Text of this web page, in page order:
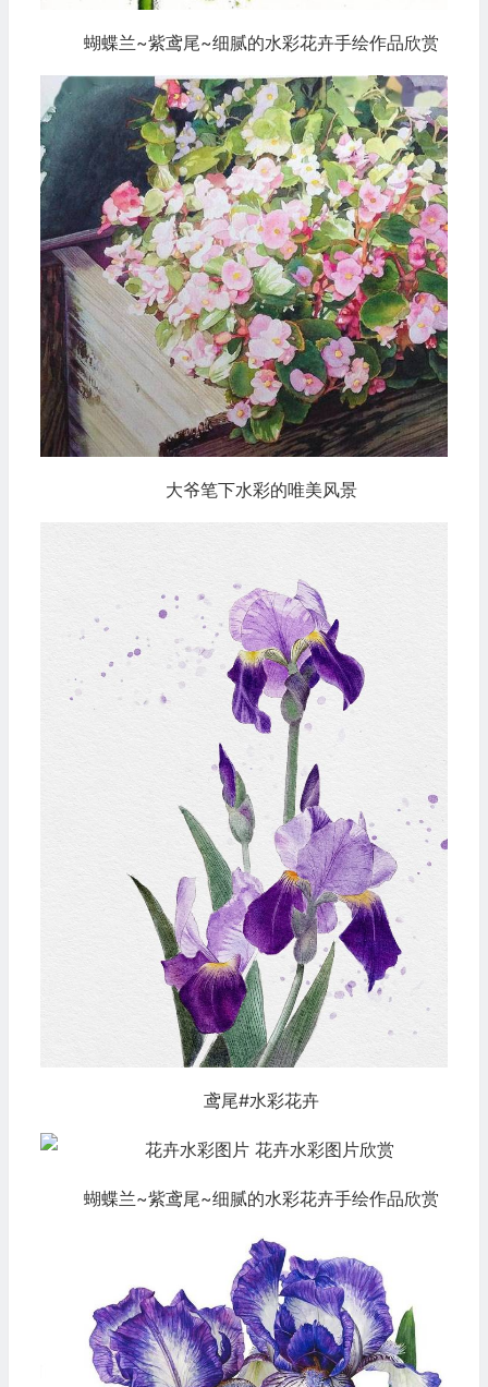
蝴蝶兰~紫鸢尾~细腻的水彩花卉手绘作品欣赏
大爷笔下水彩的唯美风景
鸢尾#水彩花卉
蝴蝶兰~紫鸢尾~细腻的水彩花卉手绘作品欣赏